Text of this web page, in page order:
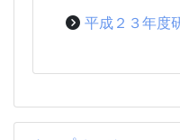
平成２３年度